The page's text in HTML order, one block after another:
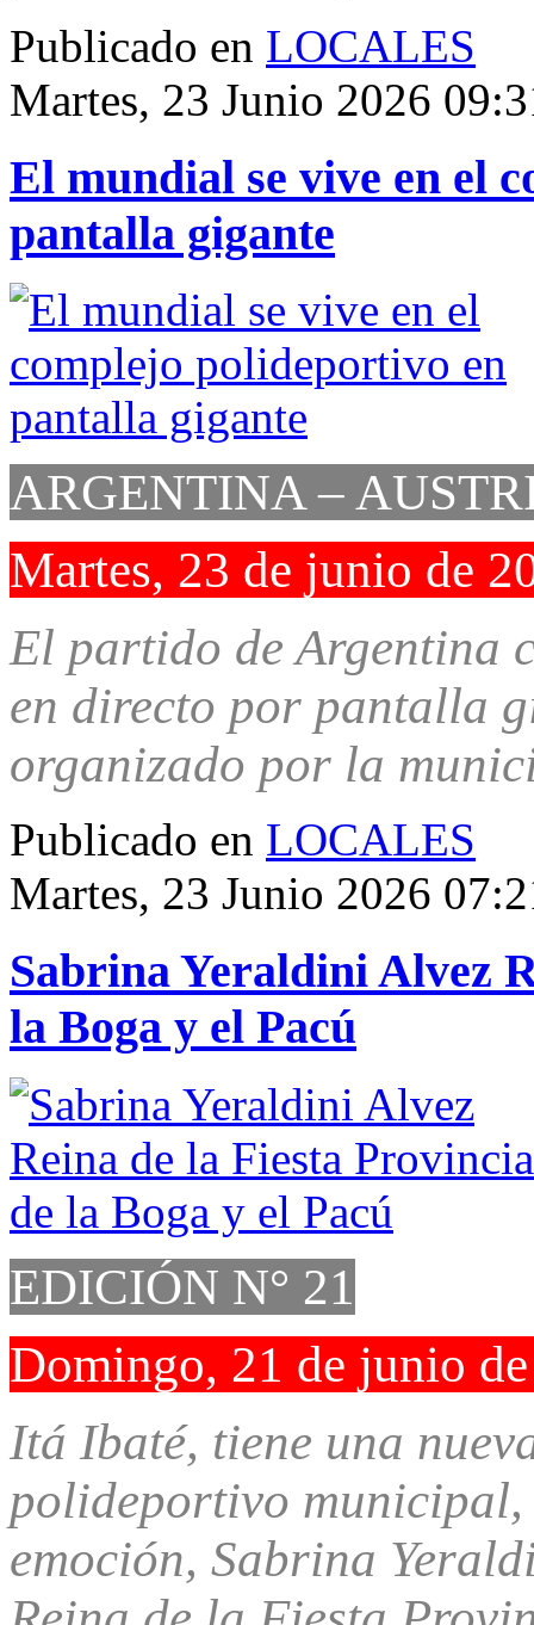
Publicado en LOCALES
Martes, 23 Junio 2026
El mundial se vive en el
pantalla gigante
ARGENTINA –
Martes, 23 de junio de
El partido de Argentina
en directo por pantalla
organizado por la
Publicado en LOCALES
Martes, 23 Junio 2026
Sabrina Yeraldini Alvez
la Boga y el Pacú
EDICIÓN N° 21
Domingo, 21 de junio
Itá Ibaté, tiene una
polideportivo municipal,
emoción, Sabrina